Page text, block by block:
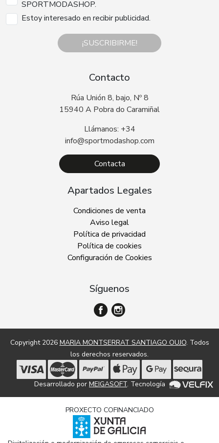
SPORTMODASHOP.
Estoy interesado en recibir publicidad.
¡SUSCRIBIRME!
Contacto
Rúa Unión 8, bajo, Nº 8
15940 A Pobra do Caramiñal
Llámanos: +34
info@sportmodashop.com
Contacta
Apartados Legales
Condiciones de venta
Aviso legal
Política de privacidad
Política de cookies
Configuración de Cookies
Síguenos
Copyright 2026 MARIA MONTSERRAT SANTIAGO OUJO. Todos
los derechos reservados.
Desarrollado por MEIGASOFT. Tecnología
PROXECTO COFINANCIADO